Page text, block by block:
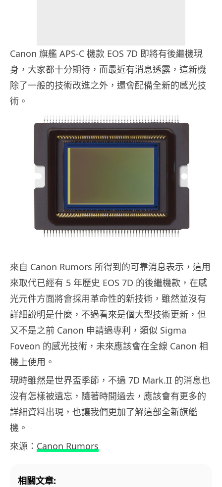
Canon 旗艦 APS-C 機款 EOS 7D 即將有後繼機現
身，大家都十分期待，而最近有消息透露，這新機
除了一般的技術改進之外，還會配備全新的感光技
術。
來自 Canon Rumors 所得到的可靠消息表示，這用
來取代已經有 5 年歷史 EOS 7D 的後繼機款，在感
光元件方面將會採用革命性的新技術，雖然並沒有
詳細說明是什麼，不過看來是個大型技術更新，但
又不是之前 Canon 申請過專利，類似 Sigma
Foveon 的感光技術，未來應該會在全線 Canon 相
機上使用。
現時雖然是世界盃季節，不過 7D Mark.II 的消息也
沒有怎樣被遺忘，隨著時間過去，應該會有更多的
詳細資料出現，也讓我們更加了解這部全新旗艦
機。
來源： Canon Rumors
相關文章: